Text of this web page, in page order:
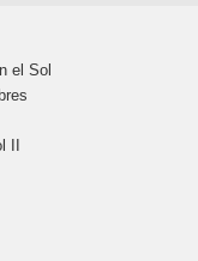
el Sol
II